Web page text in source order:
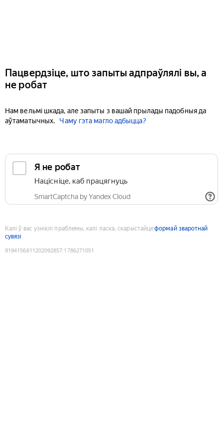
Пацвердзіце, што запыты адпраўлялі вы, а
не робат
Нам вельмі шкада, але запыты з вашай прылады падобныя да
аўтаматычных.
Чаму гэта магло адбыцца?
Я не робат
Націсніце, каб працягнуць
SmartCaptcha by Yandex Cloud
Калі ў вас узніклі праблемы, калі ласка, скарыстайцеформай зваротнай
сувязі
9194156611202092857:1786271051